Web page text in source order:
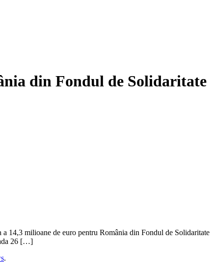
din Fondul de Solidaritate
14,3 milioane de euro pentru România din Fondul de Solidaritate
26 […]
.